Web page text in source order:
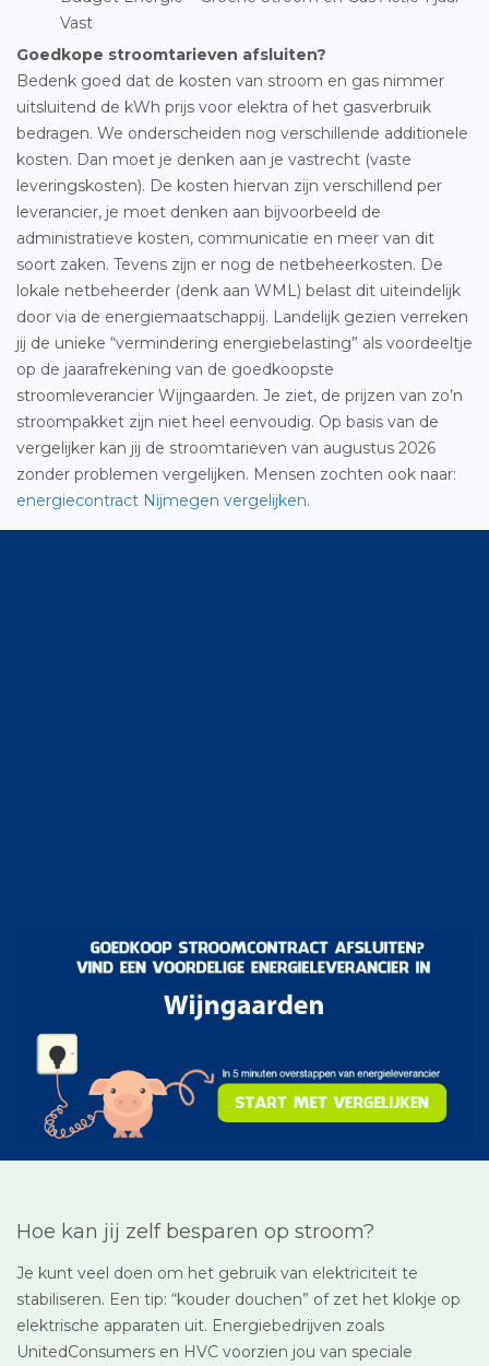
Vast
Goedkope stroomtarieven afsluiten?
Bedenk goed dat de kosten van stroom en gas nimmer
uitsluitend de kWh prijs voor elektra of het gasverbruik
bedragen. We onderscheiden nog verschillende additionele
kosten. Dan moet je denken aan je vastrecht (vaste
leveringskosten). De kosten hiervan zijn verschillend per
leverancier, je moet denken aan bijvoorbeeld de
administratieve kosten, communicatie en meer van dit
soort zaken. Tevens zijn er nog de netbeheerkosten. De
lokale netbeheerder (denk aan WML) belast dit uiteindelijk
door via de energiemaatschappij. Landelijk gezien verreken
jij de unieke “vermindering energiebelasting” als voordeeltje
op de jaarafrekening van de goedkoopste
stroomleverancier Wijngaarden. Je ziet, de prijzen van zo’n
stroompakket zijn niet heel eenvoudig. Op basis van de
vergelijker kan jij de stroomtarieven van augustus 2026
zonder problemen vergelijken. Mensen zochten ook naar:
energiecontract Nijmegen vergelijken.
Hoe kan jij zelf besparen op stroom?
Je kunt veel doen om het gebruik van elektriciteit te
stabiliseren. Een tip: “kouder douchen” of zet het klokje op
elektrische apparaten uit. Energiebedrijven zoals
UnitedConsumers en HVC voorzien jou van speciale